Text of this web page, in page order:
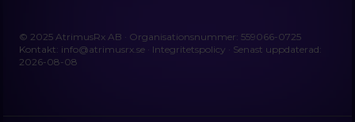
© 2025 AtrimusRx AB · Organisationsnummer: 559066-0725
Kontakt: info@atrimusrx.se · Integritetspolicy · Senast uppdaterad:
2026-08-08